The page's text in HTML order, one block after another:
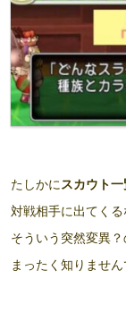
たしかに スカウト
対戦相手に出てくる
そういう突然変異
まったく知りません